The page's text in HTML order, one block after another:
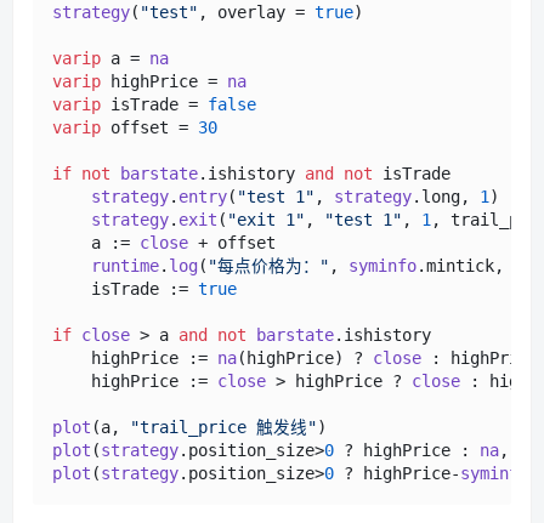
strategy( "test" , overlay = true)
varip a = na
varip highPrice = na
varip isTrade = false
varip offset = 30
if not barstate. ishistory and not isTrade
strategy. entry( "test 1" , strategy. long, 1 )
strategy. exit ( "exit 1" , "test 1" , 1 ,
    a :=
close + offset
runtime. log( "每点价格为：" , syminfo.mintick,
    isTrade :=
true
if close > a and not barstate. ishistory
    highPrice :=
na(highPrice) ? close : highPrice
    highPrice :=
close > highPrice ? close :
plot (a, "trail_price 触发线"
plot (strategy. position_size>0 ? highPrice : na,
plot (strategy. position_size>0 ? highPrice-syminfo